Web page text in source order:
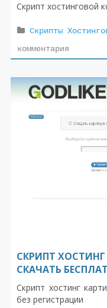
Скрипт хостинговой
Скрипты
комментария
СКРИПТ ХОСТИНГ
СКАЧАТЬ
Скрипт хостинг
без регистрации